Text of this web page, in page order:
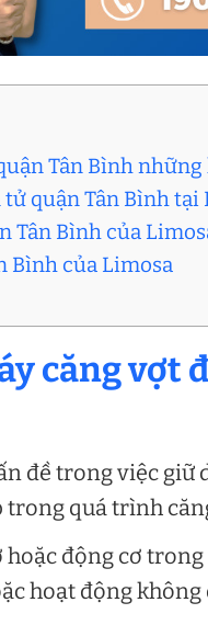
Tân Bình
quận Tân Bình tại
Tân Bình của
Bình của Limosa
căng vợt
đề trong việc giữ
trong quá trình
động cơ
hoạt động không